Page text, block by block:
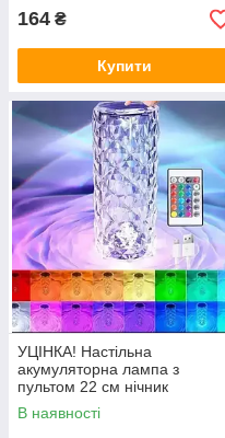
164 ₴
Купити
УЦІНКА! Настільна
акумуляторна лампа з
пультом 22 см нічник
Троянда RGB Crystal Rose.
(Плохе паковання 3274)
В наявності